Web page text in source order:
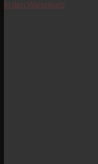
In den Warenkorb